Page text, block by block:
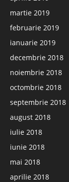
martie 2019
februarie 2019
ianuarie 2019
decembrie 2018
noiembrie 2018
octombrie 2018
septembrie 2018
august 2018
iulie 2018
iunie 2018
mai 2018
aprilie 2018